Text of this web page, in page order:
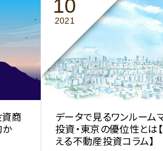
商
10
2021
データで見るワンルーム
投資・東京の優位性とは
える不動産投資コラム】